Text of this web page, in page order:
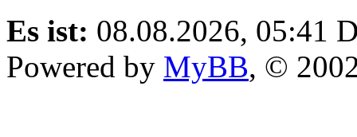
Es ist: 08.08.2026, 05:41
Powered by MyBB, ©